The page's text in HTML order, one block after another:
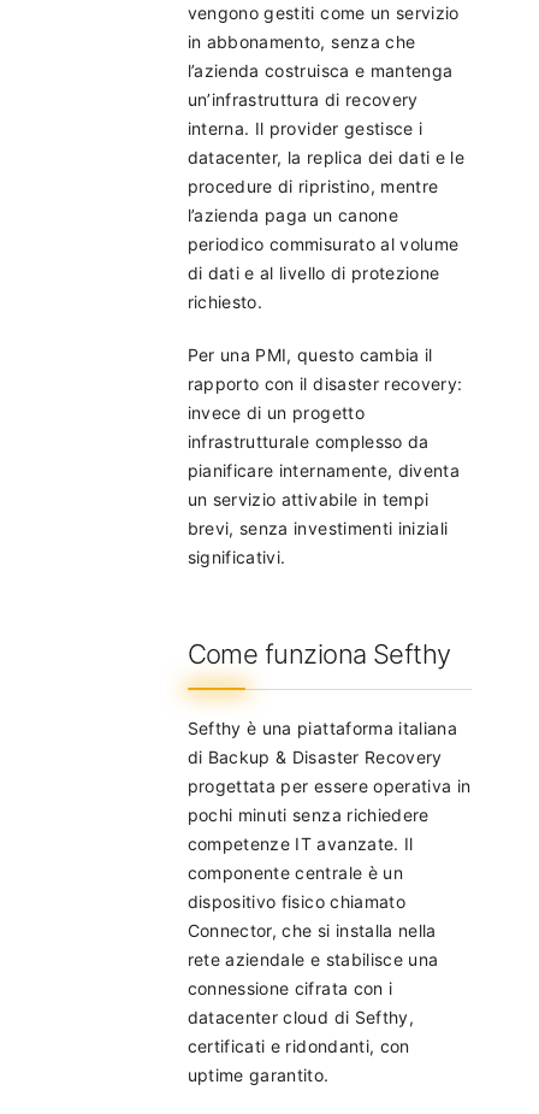
vengono gestiti come un servizio
in abbonamento, senza che
l’azienda costruisca e mantenga
un’infrastruttura di recovery
interna. Il provider gestisce i
datacenter, la replica dei dati e le
procedure di ripristino, mentre
l’azienda paga un canone
periodico commisurato al volume
di dati e al livello di protezione
richiesto.
Per una PMI, questo cambia il
rapporto con il disaster recovery:
invece di un progetto
infrastrutturale complesso da
pianificare internamente, diventa
un servizio attivabile in tempi
brevi, senza investimenti iniziali
significativi.
Come funziona Sefthy
Sefthy è una piattaforma italiana
di Backup & Disaster Recovery
progettata per essere operativa in
pochi minuti senza richiedere
competenze IT avanzate. Il
componente centrale è un
dispositivo fisico chiamato
Connector, che si installa nella
rete aziendale e stabilisce una
connessione cifrata con i
datacenter cloud di Sefthy,
certificati e ridondanti, con
uptime garantito.